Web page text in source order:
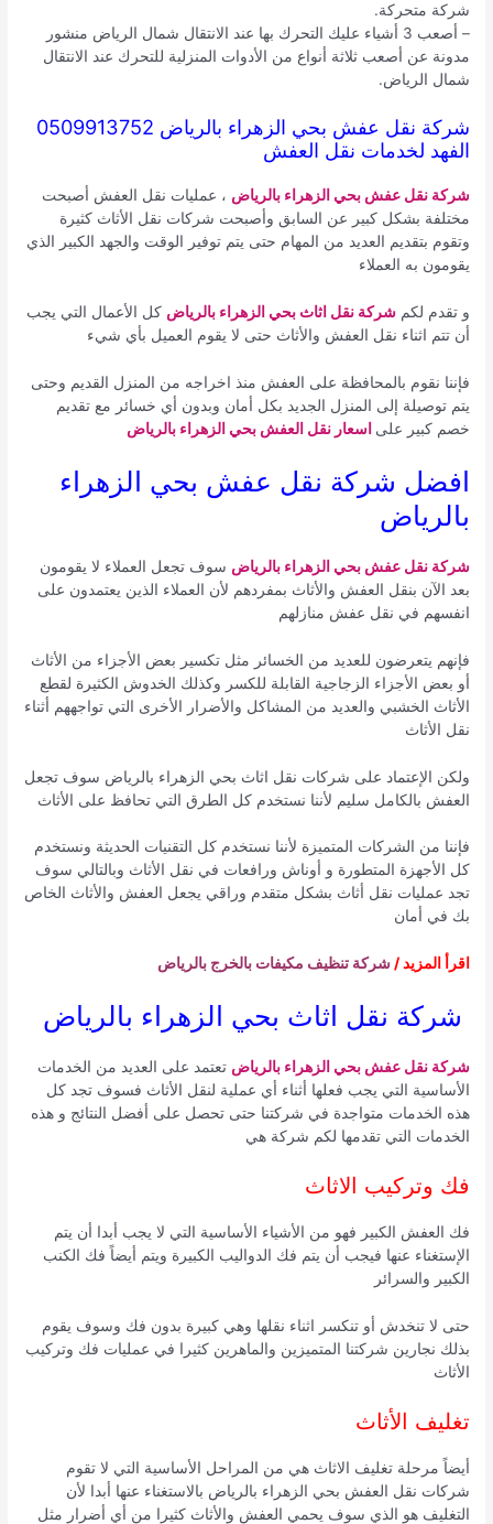
شركة متحركة.
– أصعب 3 أشياء عليك التحرك بها عند الانتقال شمال الرياض منشور
مدونة عن أصعب ثلاثة أنواع من الأدوات المنزلية للتحرك عند الانتقال
شمال الرياض.
شركة نقل عفش بحي الزهراء بالرياض 0509913752
الفهد لخدمات نقل العفش
شركة نقل عفش بحي الزهراء بالرياض ، عمليات نقل العفش أصبحت
مختلفة بشكل كبير عن السابق وأصبحت شركات نقل الأثاث كثيرة
وتقوم بتقديم العديد من المهام حتى يتم توفير الوقت والجهد الكبير الذي
يقومون به العملاء
و تقدم لكمشركة نقل اثاث بحي الزهراء بالرياض كل الأعمال التي يجب
أن تتم اثناء نقل العفش والأثاث حتى لا يقوم العميل بأي شيء
فإننا نقوم بالمحافظة على العفش منذ اخراجه من المنزل القديم وحتى
يتم توصيلة إلى المنزل الجديد بكل أمان وبدون أي خسائر مع تقديم
خصم كبير على اسعار نقل العفش بحي الزهراء بالرياض
افضل شركة نقل عفش بحي الزهراء
بالرياض
شركة نقل عفش بحي الزهراء بالرياض سوف تجعل العملاء لا يقومون
بعد الآن بنقل العفش والأثاث بمفردهم لأن العملاء الذين يعتمدون على
انفسهم في نقل عفش منازلهم
فإنهم يتعرضون للعديد من الخسائر مثل تكسير بعض الأجزاء من الأثاث
أو بعض الأجزاء الزجاجية القابلة للكسر وكذلك الخدوش الكثيرة لقطع
الأثاث الخشبي والعديد من المشاكل والأضرار الأخرى التي تواجههم أثناء
نقل الأثاث
ولكن الإعتماد على شركات نقل اثاث بحي الزهراء بالرياض سوف تجعل
العفش بالكامل سليم لأننا نستخدم كل الطرق التي تحافظ على الأثاث
فإننا من الشركات المتميزة لأننا نستخدم كل التقنيات الحديثة ونستخدم
كل الأجهزة المتطورة و أوناش ورافعات في نقل الأثاث وبالتالي سوف
تجد عمليات نقل أثاث بشكل متقدم وراقي يجعل العفش والأثاث الخاص
بك في أمان
اقرأ المزيد /شركة تنظيف مكيفات بالخرج بالرياض
شركة نقل اثاث بحي الزهراء بالرياض
شركة نقل عفش بحي الزهراء بالرياض تعتمد على العديد من الخدمات
الأساسية التي يجب فعلها أثناء أي عملية لنقل الأثاث فسوف تجد كل
هذه الخدمات متواجدة في شركتنا حتى تحصل على أفضل النتائج و هذه
الخدمات التي تقدمها لكم شركة هي
فك وتركيب الاثاث
فك العفش الكبير فهو من الأشياء الأساسية التي لا يجب أبدا أن يتم
الإستغناء عنها فيجب أن يتم فك الدواليب الكبيرة ويتم أيضاً فك الكنب
الكبير والسرائر
حتى لا تنخدش أو تنكسر اثناء نقلها وهي كبيرة بدون فك وسوف يقوم
بذلك نجارين شركتنا المتميزين والماهرين كثيرا في عمليات فك وتركيب
الأثاث
تغليف الأثاث
أيضاً مرحلة تغليف الاثاث هي من المراحل الأساسية التي لا تقوم
شركات نقل العفش بحي الزهراء بالرياض بالاستغناء عنها أبدا لأن
التغليف هو الذي سوف يحمي العفش والأثاث كثيرا من أي أضرار مثل